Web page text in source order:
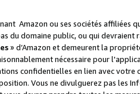
Amazon ou ses sociétés affiliées
du domaine public, ou qui
» d’Amazon et demeurent la
nécessaire pour
confidentielles en lien avec
Vous ne divulguerez pas les